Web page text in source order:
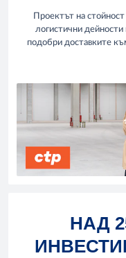
Проектът на
логистични
подобри доставките
НАД